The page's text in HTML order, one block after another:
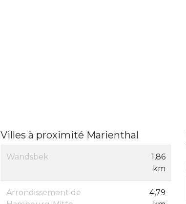
Villes à proximité Marienthal
Wandsbek
1,86
km
Arrondissement de
4,79